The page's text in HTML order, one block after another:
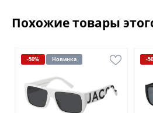
Похожие товары
-50% Новинка -